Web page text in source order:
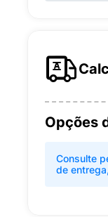
Opções
Consulte
de